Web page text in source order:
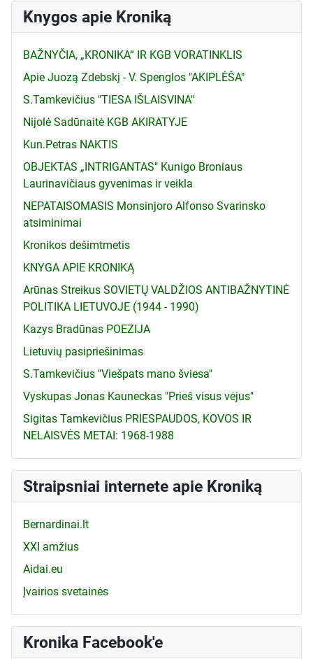
Knygos apie Kroniką
BAŽNYČIA, „KRONIKA“ IR KGB VORATINKLIS
Apie Juozą Zdebskį - V. Spenglos "AKIPLĖŠA"
S.Tamkevičius "TIESA IŠLAISVINA"
Nijolė Sadūnaitė KGB AKIRATYJE
Kun.Petras NAKTIS
OBJEKTAS „INTRIGANTAS" Kunigo Broniaus
Laurinavičiaus gyvenimas ir veikla
NEPATAISOMASIS Monsinjoro Alfonso Svarinsko
atsiminimai
Kronikos dešimtmetis
KNYGA APIE KRONIKĄ
Arūnas Streikus SOVIETŲ VALDŽIOS ANTIBAŽNYTINĖ
POLITIKA LIETUVOJE (1944 - 1990)
Kazys Bradūnas POEZIJA
Lietuvių pasipriešinimas
S.Tamkevičius "Viešpats mano šviesa"
Vyskupas Jonas Kauneckas "Prieš visus vėjus"
Sigitas Tamkevičius PRIESPAUDOS, KOVOS IR
NELAISVĖS METAI: 1968-1988
Straipsniai internete apie Kroniką
Bernardinai.lt
XXI amžius
Aidai.eu
Įvairios svetainės
Kronika Facebook'e